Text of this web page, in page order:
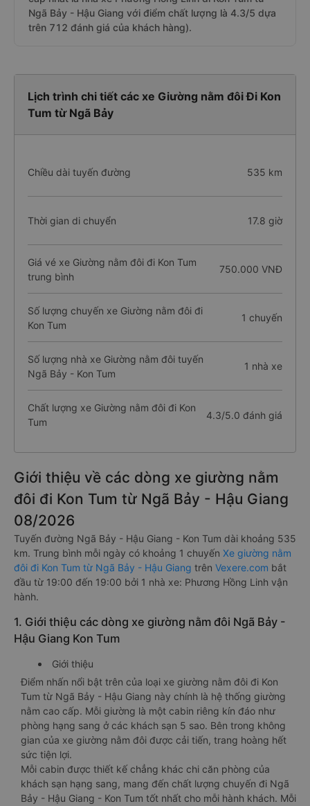
Ngã Bảy - Hậu Giang với điểm chất lượng là 4.3/5 dựa
trên 712 đánh giá của khách hàng).
Lịch trình chi tiết các xe Giường nằm đôi Đi Kon
Tum từ Ngã Bảy
Chiều dài tuyến đường 535 km
Thời gian di chuyển 17.8 giờ
Giá vé xe Giường nằm đôi đi Kon Tum
trung bình
750.000 VNĐ
Số lượng chuyến xe Giường nằm đôi đi
Kon Tum
1 chuyến
Số lượng nhà xe Giường nằm đôi tuyến
Ngã Bảy - Kon Tum
1 nhà xe
Chất lượng xe Giường nằm đôi đi Kon
Tum
4.3/5.0 đánh giá
Giới thiệu về các dòng xe giường nằm
đôi đi Kon Tum từ Ngã Bảy - Hậu Giang
08/2026
Tuyến đường Ngã Bảy - Hậu Giang - Kon Tum dài khoảng 535
km. Trung bình mỗi ngày có khoảng 1 chuyến Xe giường nằm
đôi đi Kon Tum từ Ngã Bảy - Hậu Giang trên Vexere.com bắt
đầu từ 19:00 đến 19:00 bởi 1 nhà xe: Phương Hồng Linh vận
hành.
1. Giới thiệu các dòng xe giường nằm đôi Ngã Bảy -
Hậu Giang Kon Tum
Giới thiệu
Điểm nhấn nổi bật trên của loại xe giường nằm đôi đi Kon
Tum từ Ngã Bảy - Hậu Giang này chính là hệ thống giường
nằm cao cấp. Mỗi giường là một cabin riêng kín đáo như
phòng hạng sang ở các khách sạn 5 sao. Bên trong không
gian của xe giường nằm đôi được cải tiến, trang hoàng hết
sức tiện lợi.
Mỗi cabin được thiết kế chẳng khác chi căn phòng của
khách sạn hạng sang, mang đến chất lượng chuyến đi Ngã
Bảy - Hậu Giang - Kon Tum tốt nhất cho mỗi hành khách. Mỗi